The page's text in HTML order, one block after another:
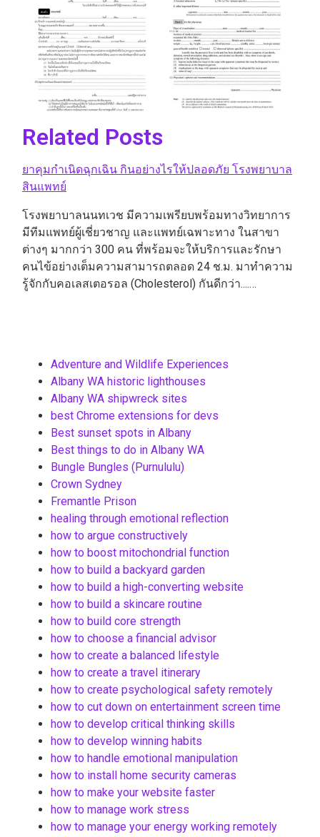
Related Posts
ยาคุมกำเนิดฉุกเฉิน กินอย่างไรให้ปลอดภัย โรงพยาบาล
สินแพทย์
โรงพยาบาลนนทเวช มีความเพรียบพร้อมทางวิทยาการ
มีทีมแพทย์ผู้เชี่ยวชาญ และแพทย์เฉพาะทาง ในสาขา
ต่างๆ มากกว่า 300 คน ที่พร้อมจะให้บริการและรักษา
คนไข้อย่างเต็มความสามารถตลอด 24 ช.ม. มาทำความ
รู้จักกับคอเลสเตอรอล (Cholesterol) กันดีกว่า....…
Adventure and Wildlife Experiences
Albany WA historic lighthouses
Albany WA shipwreck sites
best Chrome extensions for devs
Best sunset spots in Albany
Best things to do in Albany WA
Bungle Bungles (Purnululu)
Crown Sydney
Fremantle Prison
healing through emotional reflection
how to argue constructively
how to boost mitochondrial function
how to build a backyard garden
how to build a high-converting website
how to build a skincare routine
how to build core strength
how to choose a financial advisor
how to create a balanced lifestyle
how to create a travel itinerary
how to create psychological safety remotely
how to cut down on entertainment screen time
how to develop critical thinking skills
how to develop winning habits
how to handle emotional manipulation
how to install home security cameras
how to make your website faster
how to manage work stress
how to manage your energy working remotely